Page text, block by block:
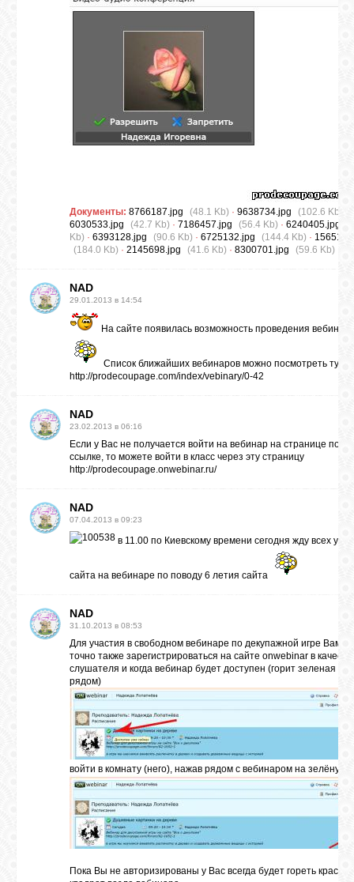
Документы: 8766187.jpg (48.1 Kb) · 9638734.jpg (102.6 Kb)
6030533.jpg
(42.7 Kb) · 7186457.jpg (56.4 Kb) · 6240405.jpg
Kb) · 6393128.jpg (90.6 Kb) · 6725132.jpg (144.4 Kb) ·
(184.0 Kb) · 2145698.jpg (41.6 Kb) · 8300701.jpg (59.6 Kb)
NAD
29.01.2013 в 14:54
На сайте появилась возможность проведения
Список ближайших вебинаров можно посмотреть тут
http://prodecoupage.com/index/vebinary/0-42
NAD
23.02.2013 в 06:16
Если у Вас не получается войти на вебинар на странице по
ссылке, то можете войти в класс через эту страницу
http://prodecoupage.onwebinar.ru/
NAD
07.04.2013 в 09:23
в 11.00 по Киевскому времени сегодня жду всех
сайта на вебинаре по поводу 6 летия сайта
NAD
31.10.2013 в 08:53
Для участия в свободном вебинаре по декупажной игре Вам
точно также зарегистрироваться на сайте onwebinar в
слушателя и когда вебинар будет доступен (горит зеленая
рядом)
войти в комнату (него), нажав рядом с вебинаром на зелёную
Пока Вы не авторизированы у Вас всегда будет гореть